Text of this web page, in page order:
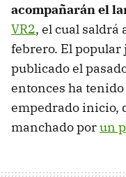
acompañarán el
VR2, el cual saldrá
febrero. El popular
publicado el
entonces ha
empedrado inicio,
manchado porun